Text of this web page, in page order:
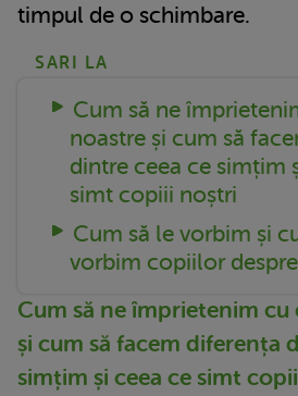
timpul de o schimbare.
SARI LA
Cum să ne
noastre și cum să
dintre ceea ce simțim
simt copiii noștri
Cum să le vorbim și
vorbim copiilor
Cum să ne împrietenim
și cum să facem diferența
simțim și ceea ce simt